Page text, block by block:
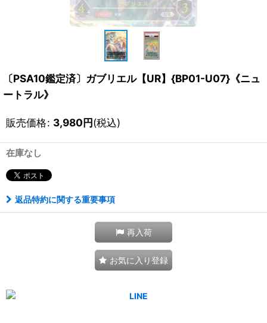
〔PSA10鑑定済〕ガブリエル【UR】{BP01-U07}《ニュ
ートラル》
販売価格: 3,980円(税込)
在庫なし
返品特約に関する重要事項
再入荷
お気に入り登録